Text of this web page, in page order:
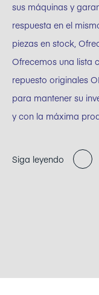
sus máquinas y
respuesta en el
piezas en stock,
Ofrecemos una lista
repuesto originales
para mantener su
y con la máxima
Siga leyendo